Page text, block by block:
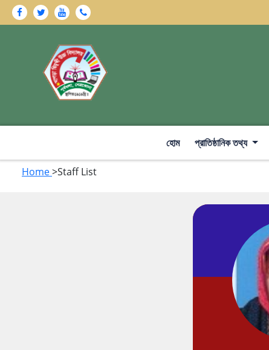
হোম প্রাতিষ্ঠানিক তথ্য
Home>Staff List